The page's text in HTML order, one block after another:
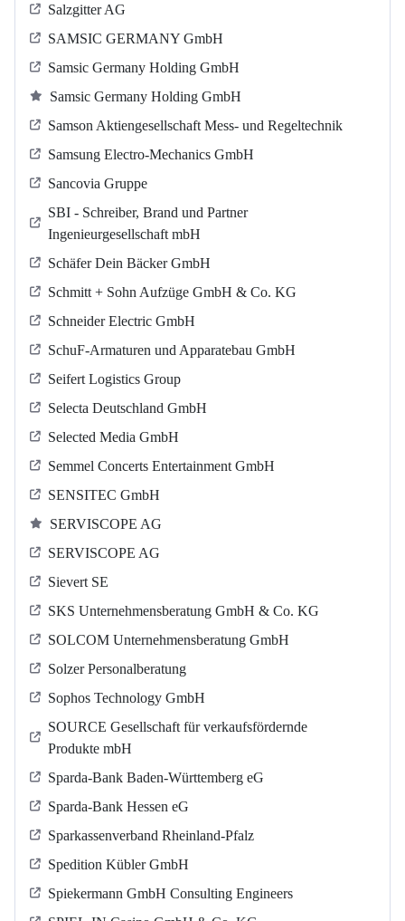
Salzgitter AG
SAMSIC GERMANY GmbH
Samsic Germany Holding GmbH
Samsic Germany Holding GmbH
Samson Aktiengesellschaft Mess- und Regeltechnik
Samsung Electro-Mechanics GmbH
Sancovia Gruppe
SBI - Schreiber, Brand und Partner
Ingenieurgesellschaft mbH
Schäfer Dein Bäcker GmbH
Schmitt + Sohn Aufzüge GmbH & Co. KG
Schneider Electric GmbH
SchuF-Armaturen und Apparatebau GmbH
Seifert Logistics Group
Selecta Deutschland GmbH
Selected Media GmbH
Semmel Concerts Entertainment GmbH
SENSITEC GmbH
SERVISCOPE AG
SERVISCOPE AG
Sievert SE
SKS Unternehmensberatung GmbH & Co. KG
SOLCOM Unternehmensberatung GmbH
Solzer Personalberatung
Sophos Technology GmbH
SOURCE Gesellschaft für verkaufsfördernde
Produkte mbH
Sparda-Bank Baden-Württemberg eG
Sparda-Bank Hessen eG
Sparkassenverband Rheinland-Pfalz
Spedition Kübler GmbH
Spiekermann GmbH Consulting Engineers